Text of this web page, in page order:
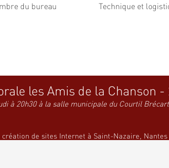
du bureau Technique et
les Amis de la Chanson -
à 20h30 à la salle municipale du Courtil
création de sites Internet à Saint-Nazaire, Nantes